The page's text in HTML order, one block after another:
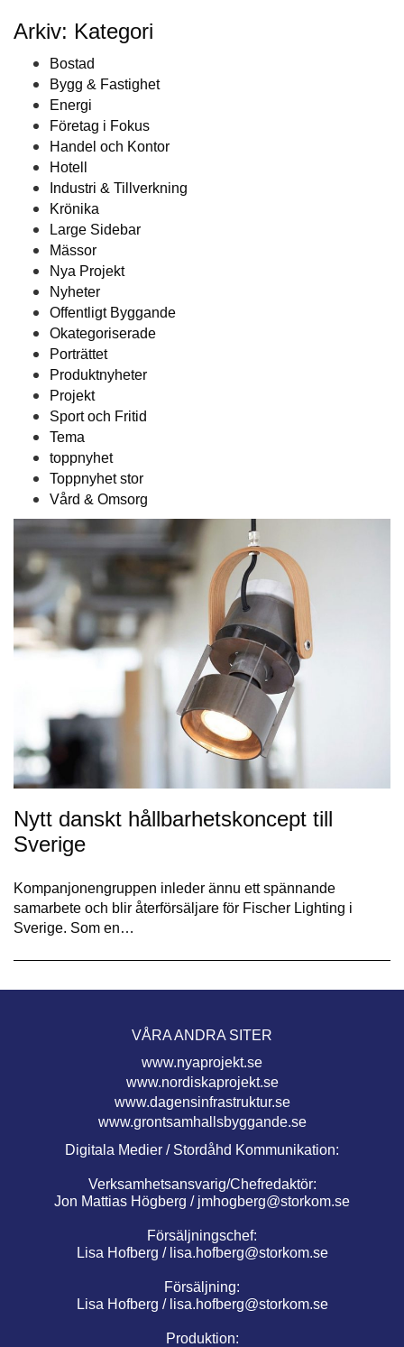
Arkiv: Kategori
Bostad
Bygg & Fastighet
Energi
Företag i Fokus
Handel och Kontor
Hotell
Industri & Tillverkning
Krönika
Large Sidebar
Mässor
Nya Projekt
Nyheter
Offentligt Byggande
Okategoriserade
Porträttet
Produktnyheter
Projekt
Sport och Fritid
Tema
toppnyhet
Toppnyhet stor
Vård & Omsorg
Nytt danskt hållbarhetskoncept till
Sverige
Kompanjonengruppen inleder ännu ett spännande
samarbete och blir återförsäljare för Fischer Lighting i
Sverige. Som en…
VÅRA ANDRA SITER
www.nyaprojekt.se
www.nordiskaprojekt.se
www.dagensinfrastruktur.se
www.grontsamhallsbyggande.se
Digitala Medier / Stordåhd Kommunikation:
Verksamhetsansvarig/Chefredaktör:
Jon Mattias Högberg / jmhogberg@storkom.se
Försäljningschef:
Lisa Hofberg / lisa.hofberg@storkom.se
Försäljning:
Lisa Hofberg / lisa.hofberg@storkom.se
Produktion: